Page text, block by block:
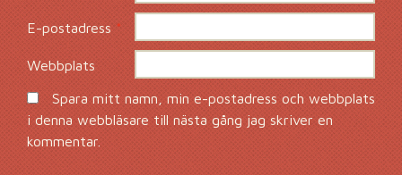
E-postadress*
Webbplats
Spara mitt namn, min e-postadress och webbplats
i denna webbläsare till nästa gång jag skriver en
kommentar.